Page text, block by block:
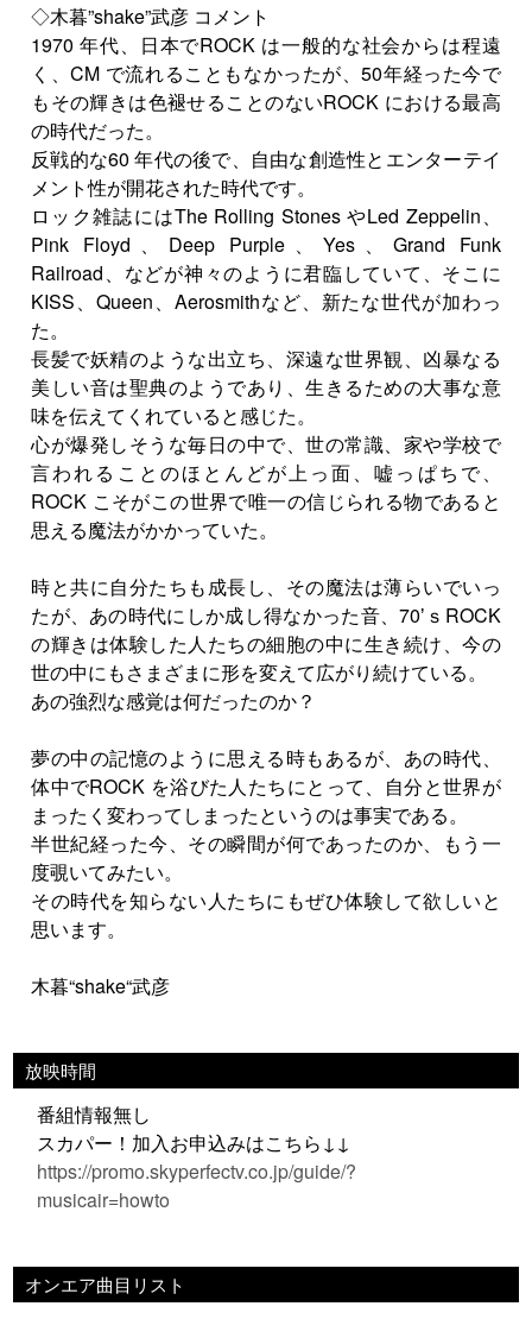
◇木暮”shake”武彦 コメント
1970 年代、日本でROCK は一般的な社会からは程遠
く、CM で流れることもなかったが、50年経った今で
もその輝きは色褪せることのないROCK における最高
の時代だった。
反戦的な60 年代の後で、自由な創造性とエンターテイ
メント性が開花された時代です。
ロック雑誌にはThe Rolling Stones やLed Zeppelin、
Pink Floyd、Deep Purple、Yes、Grand Funk
Railroad、などが神々のように君臨していて、そこに
KISS、Queen、Aerosmithなど、新たな世代が加わっ
た。
長髪で妖精のような出立ち、深遠な世界観、凶暴なる
美しい音は聖典のようであり、生きるための大事な意
味を伝えてくれていると感じた。
心が爆発しそうな毎日の中で、世の常識、家や学校で
言われることのほとんどが上っ面、嘘っぱちで、
ROCK こそがこの世界で唯一の信じられる物であると
思える魔法がかかっていた。
時と共に自分たちも成長し、その魔法は薄らいでいっ
たが、あの時代にしか成し得なかった音、70ʼｓROCK
の輝きは体験した人たちの細胞の中に生き続け、今の
世の中にもさまざまに形を変えて広がり続けている。
あの強烈な感覚は何だったのか？
夢の中の記憶のように思える時もあるが、あの時代、
体中でROCK を浴びた人たちにとって、自分と世界が
まったく変わってしまったというのは事実である。
半世紀経った今、その瞬間が何であったのか、もう一
度覗いてみたい。
その時代を知らない人たちにもぜひ体験して欲しいと
思います。
木暮“shake“武彦
放映時間
番組情報無し
スカパー！加入お申込みはこちら↓↓
https://promo.skyperfectv.co.jp/guide/?
musicair=howto
オンエア曲目リスト